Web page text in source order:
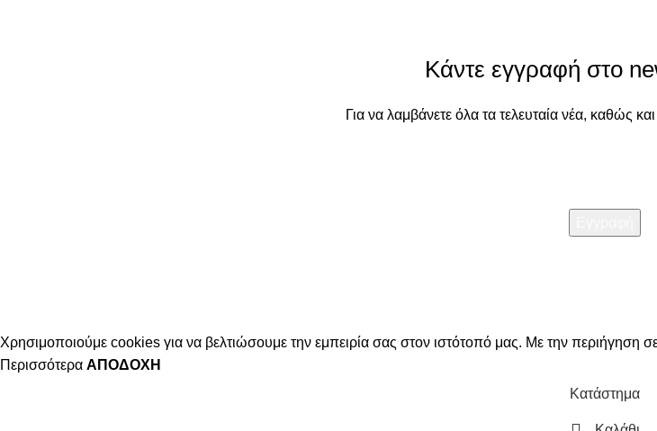
Κάντε εγγραφή στο
Για να λαμβάνετε όλα τα τελευταία νέα, καθώς
Χρησιμοποιούμε cookies για να βελτιώσουμε την εμπειρία σας στον ιστότοπό μας. Με την
Περισσότερα ΑΠΟΔΟΧΉ
Κατάστημα